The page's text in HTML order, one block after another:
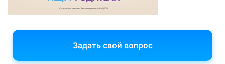
Задать свой вопрос